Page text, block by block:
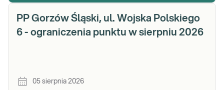
PP Gorzów Śląski, ul. Wojska Polskiego
6 - ograniczenia punktu w sierpniu 2026
05 sierpnia 2026